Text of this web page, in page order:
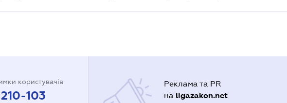
користувачів
103
Реклама та PR
на ligazakon.net